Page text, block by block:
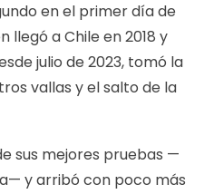
en el primer día de
llegó a Chile en 2018 y
julio de 2023, tomó la
vallas y el salto de la
sus mejores pruebas —
y arribó con poco más